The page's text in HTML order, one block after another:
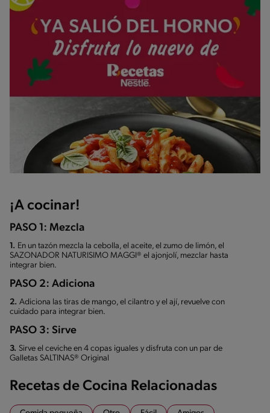
¡A cocinar!
PASO 1: Mezcla
1. En un tazón mezcla la cebolla, el aceite, el zumo de limón, el
SAZONADOR NATURISIMO MAGGI® el ajonjolí, mezclar hasta
integrar bien.
PASO 2: Adiciona
2. Adiciona las tiras de mango, el cilantro y el ají, revuelve con
cuidado para integrar bien.
PASO 3: Sirve
3. Sirve el ceviche en 4 copas iguales y disfruta con un par de
Galletas SALTINAS® Original
Recetas de Cocina Relacionadas